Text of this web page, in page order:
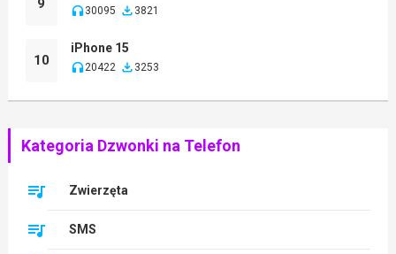
9 30095 3821
10
iPhone 15
20422 3253
Kategoria Dzwonki na Telefon
Zwierzęta
SMS